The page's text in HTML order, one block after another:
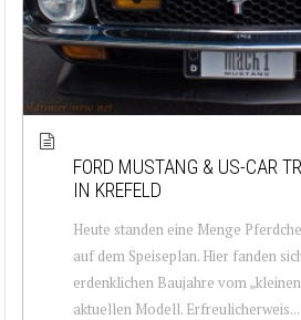
FORD MUSTANG & US-CAR
IN KREFELD
Heute standen eine Menge
auf dem Speiseplan. Hier fanden
erdenklichen Baujahre vom
aktuellen Modell. Erfreulicherweis...